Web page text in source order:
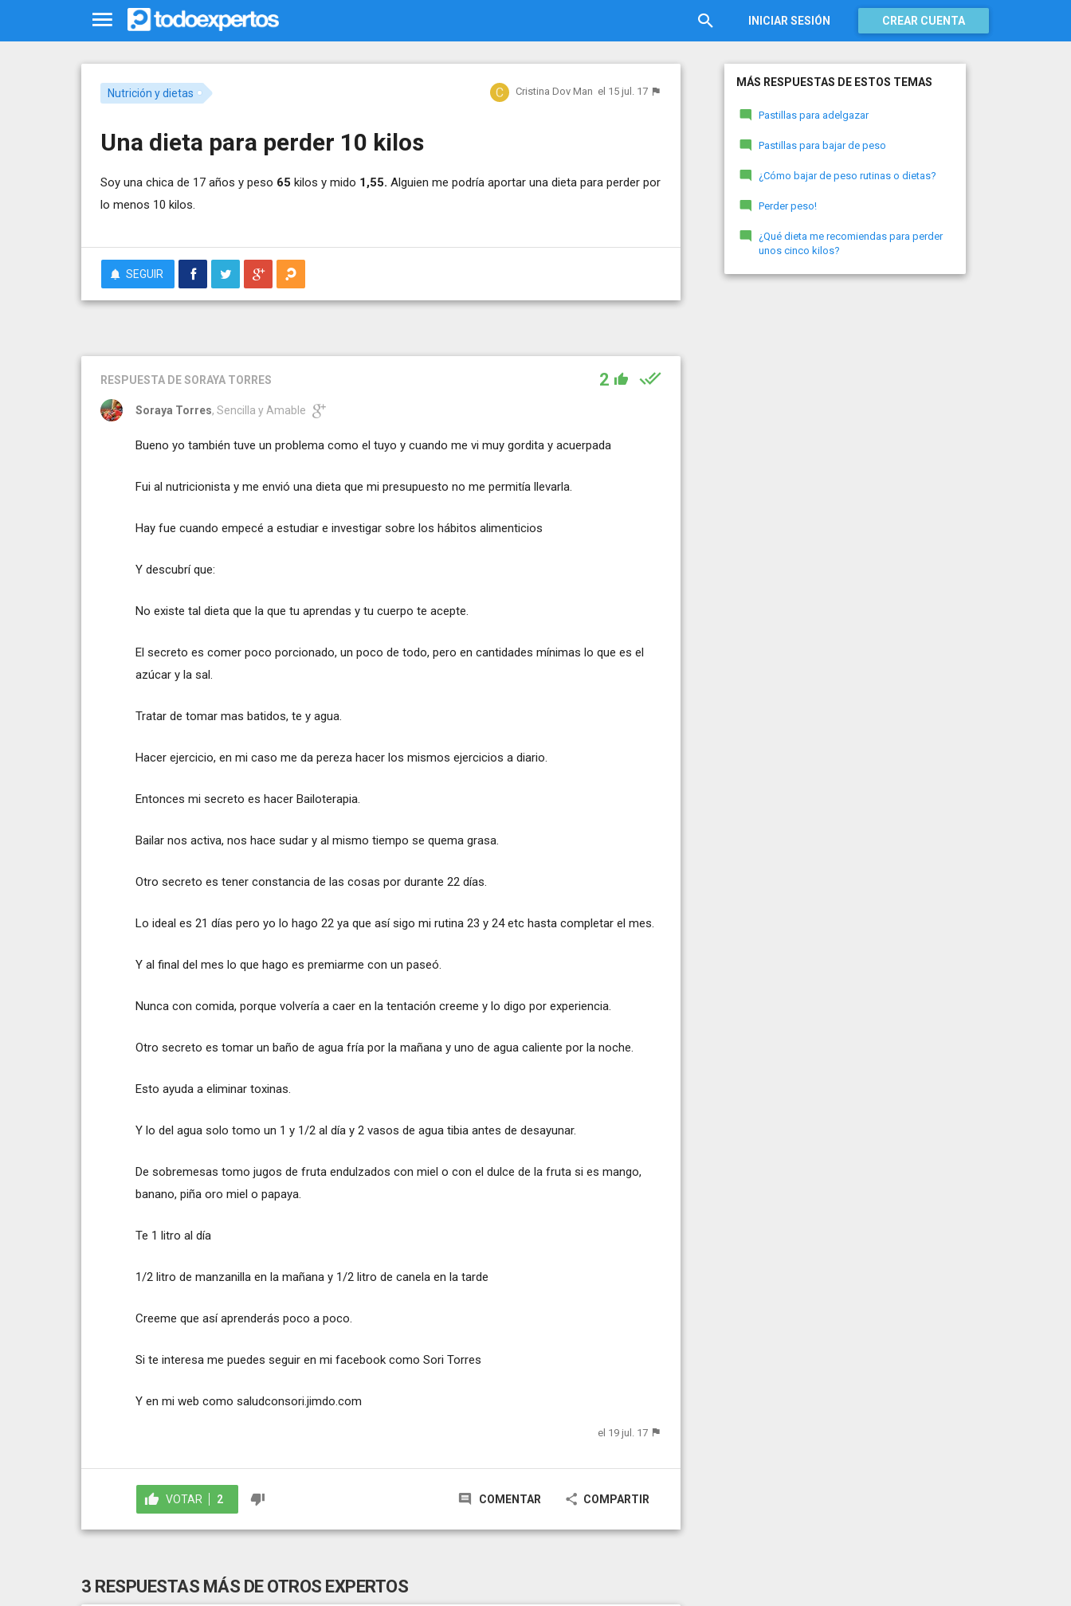
INICIAR SESIÓN CREAR CUENTA
Nutrición y dietas Cristina Dov Man el 15 jul. 17
Una dieta para perder 10 kilos
Soy una chica de 17 años y peso 65 kilos y mido 1,55. Alguien me podría aportar una dieta para perder por
lo menos 10 kilos.
SEGUIR
RESPUESTA DE SORAYA TORRES 2
Soraya Torres, Sencilla y Amable
Bueno yo también tuve un problema como el tuyo y cuando me vi muy gordita y acuerpada
Fui al nutricionista y me envió una dieta que mi presupuesto no me permitía llevarla.
Hay fue cuando empecé a estudiar e investigar sobre los hábitos alimenticios
Y descubrí que:
No existe tal dieta que la que tu aprendas y tu cuerpo te acepte.
El secreto es comer poco porcionado, un poco de todo, pero en cantidades mínimas lo que es el
azúcar y la sal.
Tratar de tomar mas batidos, te y agua.
Hacer ejercicio, en mi caso me da pereza hacer los mismos ejercicios a diario.
Entonces mi secreto es hacer Bailoterapia.
Bailar nos activa, nos hace sudar y al mismo tiempo se quema grasa.
Otro secreto es tener constancia de las cosas por durante 22 días.
Lo ideal es 21 días pero yo lo hago 22 ya que así sigo mi rutina 23 y 24 etc hasta completar el mes.
Y al final del mes lo que hago es premiarme con un paseó.
Nunca con comida, porque volvería a caer en la tentación creeme y lo digo por experiencia.
Otro secreto es tomar un baño de agua fría por la mañana y uno de agua caliente por la noche.
Esto ayuda a eliminar toxinas.
Y lo del agua solo tomo un 1 y 1/2 al día y 2 vasos de agua tibia antes de desayunar.
De sobremesas tomo jugos de fruta endulzados con miel o con el dulce de la fruta si es mango,
banano, piña oro miel o papaya.
Te 1 litro al día
1/2 litro de manzanilla en la mañana y 1/2 litro de canela en la tarde
Creeme que así aprenderás poco a poco.
Si te interesa me puedes seguir en mi facebook como Sori Torres
Y en mi web como saludconsori.jimdo.com
el 19 jul. 17
VOTAR 2 COMENTAR COMPARTIR
3 RESPUESTAS MÁS DE OTROS EXPERTOS
MÁS RESPUESTAS DE ESTOS TEMAS
Pastillas para adelgazar
Pastillas para bajar de peso
¿Cómo bajar de peso rutinas o dietas?
Perder peso!
¿Qué dieta me recomiendas para perder
unos cinco kilos?